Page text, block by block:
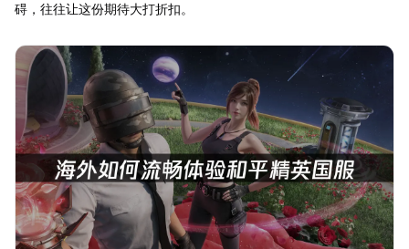
碍，往往让这份期待大打折扣。